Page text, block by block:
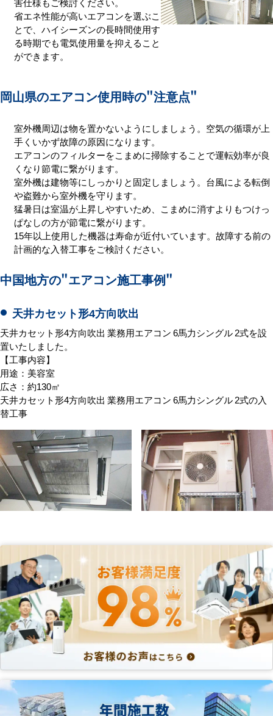
省エネ性能が高いエアコンを選ぶこ
とで、ハイシーズンの長時間使用す
る時期でも電気使用量を抑えること
ができます。
岡山県のエアコン使用時の"注意点"
室外機周辺は物を置かないようにしましょう。空気の循環が上
手くいかず故障の原因になります。
エアコンのフィルターをこまめに掃除することで運転効率が良
くなり節電に繋がります。
室外機は建物等にしっかりと固定しましょう。台風による転倒
や盗難から室外機を守ります。
猛暑日は室温が上昇しやすいため、こまめに消すよりもつけっ
ぱなしの方が節電に繋がります。
15年以上使用した機器は寿命が近付いています。故障する前の
計画的な入替工事をご検討ください。
中国地方の"エアコン施工事例"
天井カセット形4方向吹出
天井カセット形4方向吹出 業務用エアコン 6馬力シングル 2式を設
置いたしました。
【工事内容】
用途：美容室
広さ：約130㎡
天井カセット形4方向吹出 業務用エアコン 6馬力シングル 2式の入
替工事